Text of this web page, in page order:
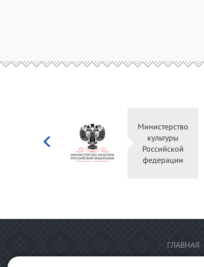
Министерство
культуры
Российской
федерации
ГЛАВНАЯ